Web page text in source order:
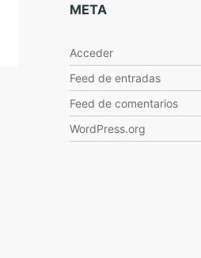
META
Acceder
Feed de entradas
Feed de comentarios
WordPress.org